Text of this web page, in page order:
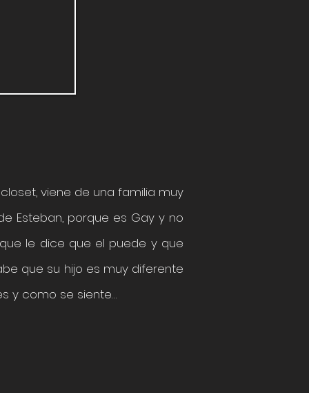
viene de una familia muy
Esteban, porque es Gay y no
le dice que el puede y que
que su hijo es muy diferente
y como se siente…